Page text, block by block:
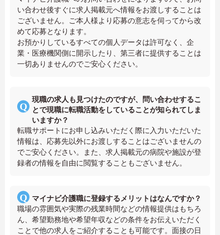
い合わせ後すぐに求人掲載元へ情報をお渡しすることは
ございません。ご本人様より応募の意志を伺ってから改
めて応募となります。
お預かりしているすべての個人データは許可なく、企
業・医療機関側に開示したり、第三者に提供することは
一切ありませんのでご安心ください。
現職の求人も見つけたのですが、問い合わせするこ
とで現職に転職活動をしていることが知られてしま
いますか？
転職サポートにお申し込みいただく際に入力いただいた
情報は、応募先以外にお渡しすることはございませんの
でご安心ください。また、求人掲載元の病院や施設が登
録者の情報を自由に閲覧することもございません。
マイナビ介護職に登録するメリットはなんですか？
職場の雰囲気や実際の残業時間などの情報提供はもちろ
ん、希望勤務地や希望年収などの条件をお伝えいただく
ことで他の求人をご紹介することも可能です。面接の日